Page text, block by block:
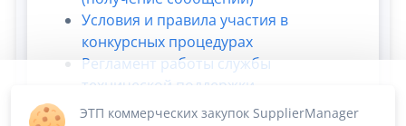
Условия и правила участия в
конкурсных процедурах
Регламент работы службы
технической поддержки
ЭТП коммерческих закупок SupplierManager